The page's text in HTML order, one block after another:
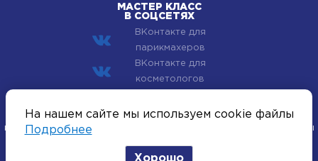
МАСТЕР КЛАСС
В СОЦСЕТЯХ
ВКонтакте для
парикмахеров
ВКонтакте для
косметологов
© 2002–2026 Компания Мастер Класс - профессиональная
косметика для лица, тела и волос. Все хиты индустрии красоты
На нашем сайте мы используем cookie файлы
Подробнее
Хорошо